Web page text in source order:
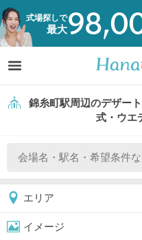
式場探しで
最大
錦糸町駅周辺のデザー
式・ウエ
エリア
イメージ